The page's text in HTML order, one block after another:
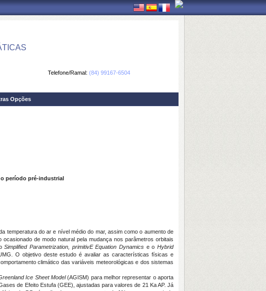
Telefone/Ramal: (84) 99167-6504
Opções
período pré-industrial
temperatura do ar e nível médio do mar, assim como o aumento de
de modo natural pela mudança nos parâmetros orbitais
oSimplified Parametrization, primitivE Equation Dynamics e oHybrid
O objetivo deste estudo é avaliar as características físicas e
climático das variáveis meteorológicas e dos sistemas
Ice Sheet Model(AGISM) para melhor representar o aporta
de Efeito Estufa (GEE), ajustadas para valores de 21 Ka AP. Já